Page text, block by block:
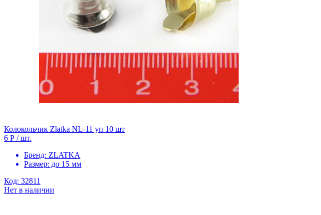
Колокольчик Zlatka NL-11 уп 10 шт
6 Р / шт.
Бренд: ZLATKA
Размер: до 15 мм
Код: 32811
Нет в наличии